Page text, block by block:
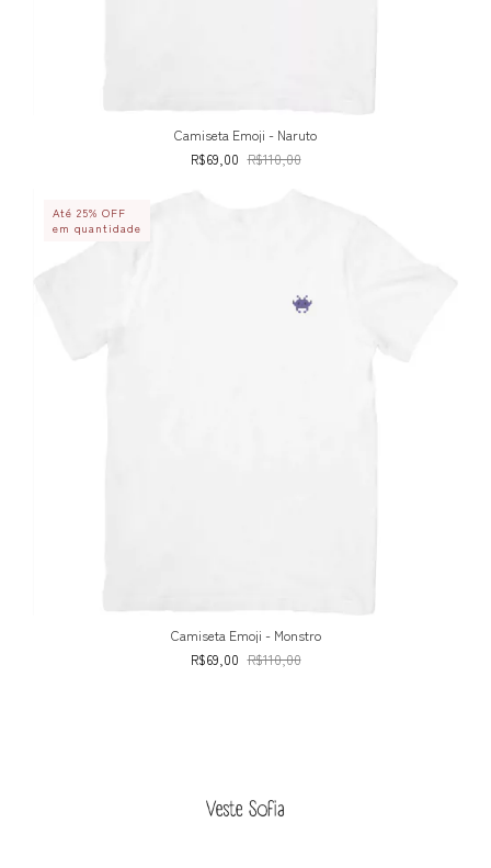
Camiseta Emoji - Naruto
R$69,00 R$110,00
Até 25% OFF
em quantidade
Camiseta Emoji - Monstro
R$69,00 R$110,00